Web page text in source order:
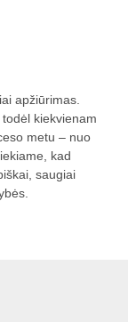
apžiūrimas.
kiekvienam
metu – nuo
kad
saugiai